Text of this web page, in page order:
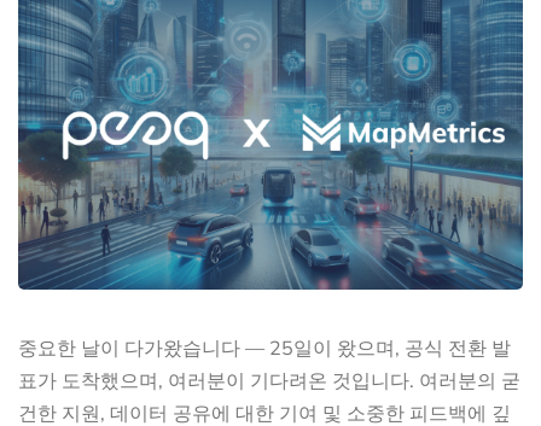
중요한 날이 다가왔습니다 — 25일이 왔으며, 공식 전환 발
표가 도착했으며, 여러분이 기다려온 것입니다. 여러분의 굳
건한 지원, 데이터 공유에 대한 기여 및 소중한 피드백에 깊